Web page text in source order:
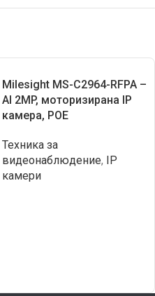
Milesight MS-C2964-RFPA –
AI 2MP, моторизирана IP
камера, POE
Техника за
видеонаблюдение, IP
камери